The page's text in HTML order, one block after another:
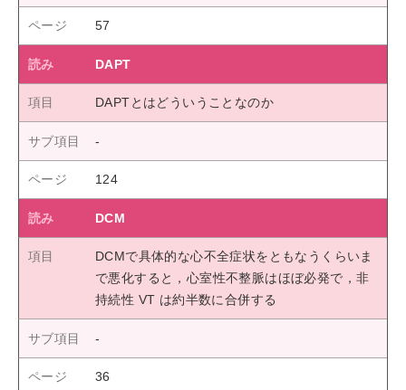
57
DAPT
DAPTとはどういうことなのか
124
DCM
DCMで具体的な心不全症状をともなうくらいま
で悪化すると，心室性不整脈はほぼ必発で，非
持続性 VT は約半数に合併する
36